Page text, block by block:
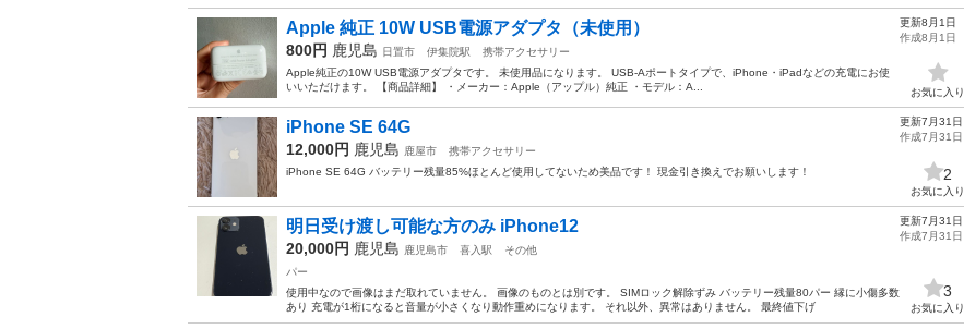
Apple 純正 10W USB電源アダプタ（未使用）
800円 鹿児島 日置市 伊集院駅
携帯アクセサリー
Apple純正の10W USB電源アダプタです。 未使用品になります。 USB-Aポートタイプで、iPhone・iPadなどの充電にお使
いいただけます。 【商品詳細】 ・メーカー：Apple（アップル）純正 ・モデル：A...
更新8月1日
作成8月1日
お気に入り
iPhone SE 64G
12,000円 鹿児島 鹿屋市
携帯アクセサリー
iPhone SE 64G バッテリー残量85%ほとんど使用してないため美品です！ 現金引き換えでお願いします！
更新7月31日
作成7月31日
2
お気に入り
明日受け渡し可能な方のみ iPhone12
20,000円 鹿児島 鹿児島市 喜入駅
その他
パー
使用中なので画像はまだ取れていません。 画像のものとは別です。 SIMロック解除ずみ バッテリー残量80パー 縁に小傷多数
あり 充電が1桁になると音量が小さくなり動作重めになります。 それ以外、異常はありません。 最終値下げ
更新7月31日
作成7月31日
3
お気に入り